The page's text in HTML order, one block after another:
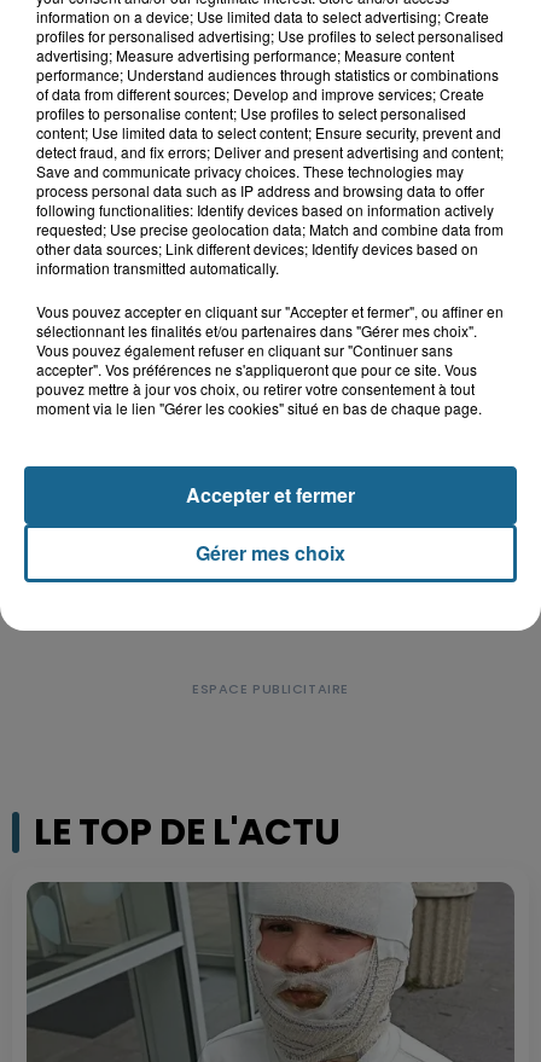
TOUTE L'ACTU LOCALE
un accident à Bazinghen
18h52
Neufchâtel-Hardelot : un
rassemblement pour rendre
hommage aux...
18h04
Violent accident à Cléty : quatre
blessés, deux femmes en urgence...
LE TOP DE L'ACTU
information on a device; Use limited data to select advertising; Create
profiles for personalised advertising; Use profiles to select personalised
advertising; Measure advertising performance; Measure content
performance; Understand audiences through statistics or combinations
of data from different sources; Develop and improve services; Create
profiles to personalise content; Use profiles to select personalised
content; Use limited data to select content; Ensure security, prevent and
detect fraud, and fix errors; Deliver and present advertising and content;
Save and communicate privacy choices. These technologies may
process personal data such as IP address and browsing data to offer
following functionalities: Identify devices based on information actively
requested; Use precise geolocation data; Match and combine data from
other data sources; Link different devices; Identify devices based on
information transmitted automatically.
Vous pouvez accepter en cliquant sur "Accepter et fermer", ou affiner en
sélectionnant les finalités et/ou partenaires dans "Gérer mes choix".
Vous pouvez également refuser en cliquant sur "Continuer sans
accepter". Vos préférences ne s'appliqueront que pour ce site. Vous
pouvez mettre à jour vos choix, ou retirer votre consentement à tout
moment via le lien "Gérer les cookies" situé en bas de chaque page.
Gérer mes choix
Accepter et fermer